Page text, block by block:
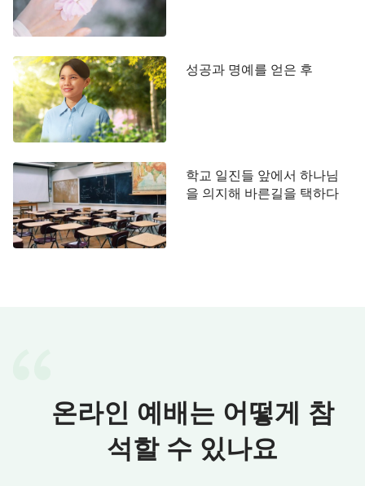
이었습니다. 그것은 영계의 싸움이었습니다
. 그때 하나님의 말씀이 생각났습니다.
나님과 싸움을 할 때, 네가 하나님 편에 설 수 있고 사
탄에게 되돌아가지 않는다면 하나님을 사랑하는 것
인데 이러면 간증을 선 것이다.”
에게 큰 믿음을 주었습니다. 저는 속으로 이렇게 생
각했습니다. ‘사탄이 나를 아무리 교란해도 그것의
궤계에 빠지거나 하나님을 원망치 않고, 하나님 편에
서고 하나님을 잘 따를 거야.’ 하나님의 뜻을 깨닫고
나니 마음이 한결 편해졌습니다.
야 돼요.”라고 말했습니다. 소호의 마누라도 일어나
서 “그래요! 차는 당신 거니까 당연히 당신이 치료비
를 다 지불해야 돼요 ……”라고 소리쳤습니다. 그들
성공과 명예를 얻은 후
학교 일진들 앞에서 하나님
을 의지해 바른길을 택하다
온라인 예배는 어떻게 참
석할 수 있나요